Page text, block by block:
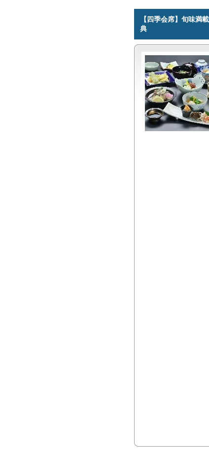
【四季会席】旬味満
典